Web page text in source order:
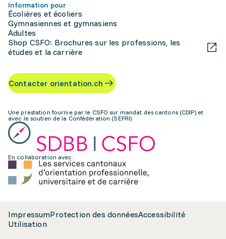
Information pour
Écolières et écoliers
Gymnasiennes et gymnasiens
Adultes
Shop CSFO: Brochures sur les professions, les
études et la carrière
Contacter orientation.ch
Une prestation fournie par le CSFO sur mandat des cantons (CDIP) et
avec le soutien de la Confédération (SEFRI)
En collaboration avec:
ImpressumProtection des donnéesAccessibilité
Utilisation